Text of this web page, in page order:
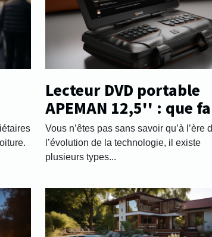
Lecteur DVD portable
APEMAN 12,5'' : que
savoir ?
Vous n’êtes pas sans savoir qu’à l’ère
l’évolution de la technologie, il existe
plusieurs types...